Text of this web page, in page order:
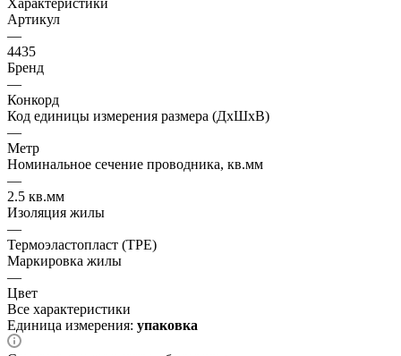
Артикул
—
4435
Бренд
—
Конкорд
Код единицы измерения размера (ДхШхВ)
—
Метр
Номинальное сечение проводника, кв.мм
—
2.5 кв.мм
Изоляция жилы
—
Термоэластопласт (TPE)
Маркировка жилы
—
Цвет
Все характеристики
Единица измерения: упаковка